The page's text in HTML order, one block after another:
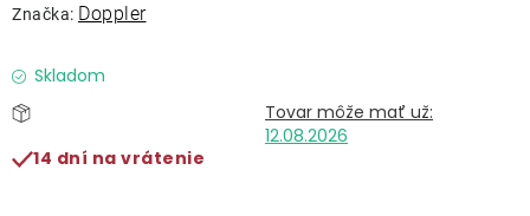
Značka: Doppler
Skladom
12.08.2026
14 dní na vrátenie